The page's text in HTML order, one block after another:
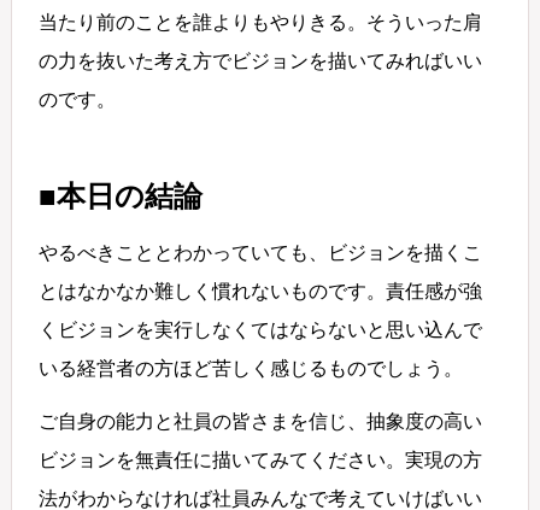
当たり前のことを誰よりもやりきる。そういった肩
の力を抜いた考え方でビジョンを描いてみればいい
のです。
■本日の結論
やるべきこととわかっていても、ビジョンを描くこ
とはなかなか難しく慣れないものです。責任感が強
くビジョンを実行しなくてはならないと思い込んで
いる経営者の方ほど苦しく感じるものでしょう。
ご自身の能力と社員の皆さまを信じ、抽象度の高い
ビジョンを無責任に描いてみてください。実現の方
法がわからなければ社員みんなで考えていけばいい